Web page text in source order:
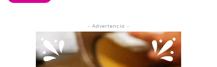
- Advertencia -